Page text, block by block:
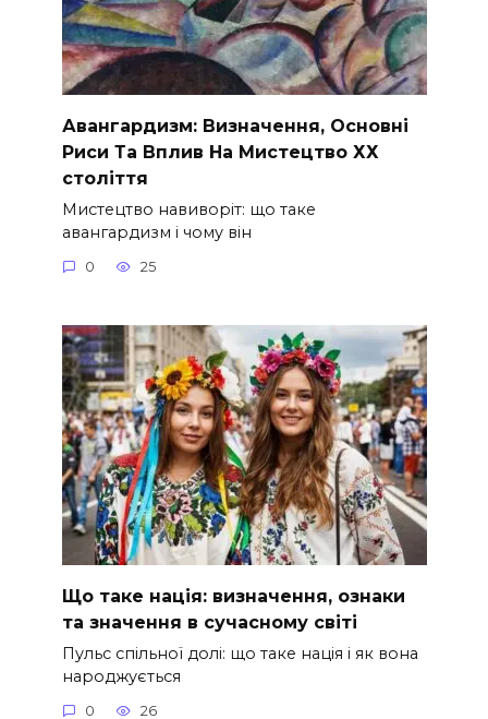
Авангардизм: Визначення, Основні
Риси Та Вплив На Мистецтво ХХ
століття
Мистецтво навиворіт: що таке
авангардизм і чому він
0 25
Що таке нація: визначення, ознаки
та значення в сучасному світі
Пульс спільної долі: що таке нація і як вона
народжується
0 26